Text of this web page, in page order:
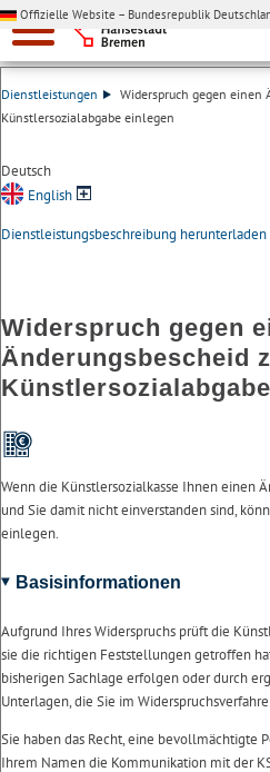
Offizielle Website – Bundesrepublik
Dienstleistungen
Widerspruch gegen einen
Künstlersozialabgabe einlegen
Deutsch
English
Dienstleistungsbeschreibung herunterladen
Widerspruch gegen
Änderungsbescheid
Wenn die Künstlersozialkasse Ihnen einen
und Sie damit nicht einverstanden sind,
einlegen.
Basisinformationen
Aufgrund Ihres Widerspruchs prüft die
sie die richtigen Feststellungen getroffen
bisherigen Sachlage erfolgen oder durch
Unterlagen, die Sie im
Sie haben das Recht, eine bevollmächtigte
Ihrem Namen die Kommunikation mit der